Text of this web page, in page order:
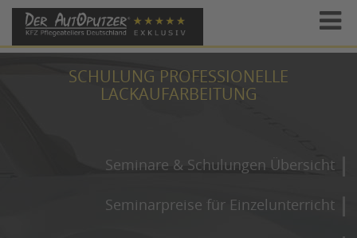
SCHULUNG PROFESSIONELLE
LACKAUFARBEITUNG
Seminare & Schulungen Übersicht
Seminarpreise für Einzelunterricht